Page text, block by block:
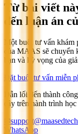
Từ bài viết
đến luận án
Một buổi tư vấn
của MAAS sẽ
bạn và kỳ vọng của
Đặt buổi tư vấn miễn
Dẫn lối đến thành
cậy trên hành trình
✉
WhatsApp